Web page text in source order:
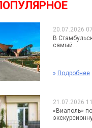
20.07.2026
В
самый...
» Подробнее
21.07.2026
«Виаполь»